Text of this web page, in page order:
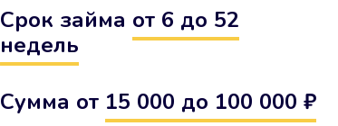
Срок займа от 6 до 52
недель
Сумма от 15 000 до 100 000 ₽